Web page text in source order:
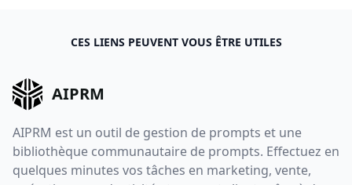
CES LIENS PEUVENT VOUS ÊTRE UTILES
AIPRM
AIPRM est un outil de gestion de prompts et une
bibliothèque communautaire de prompts. Effectuez en
quelques minutes vos tâches en marketing, vente,